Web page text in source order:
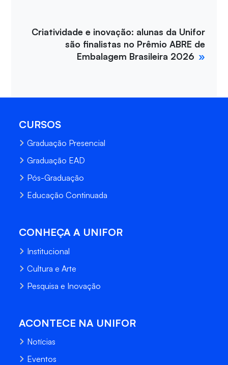
Criatividade e inovação: alunas da Unifor
são finalistas no Prêmio ABRE de
Embalagem Brasileira 2026
CURSOS
Graduação Presencial
Graduação EAD
Pós-Graduação
Educação Continuada
CONHEÇA A UNIFOR
Institucional
Cultura e Arte
Pesquisa e Inovação
ACONTECE NA UNIFOR
Notícias
Eventos